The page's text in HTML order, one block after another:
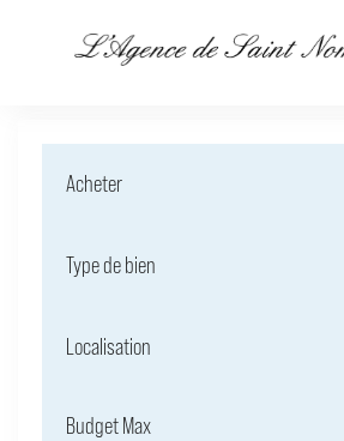
LOUER
BIENS
NOTRE
Acheter
Type de bien
Localisation